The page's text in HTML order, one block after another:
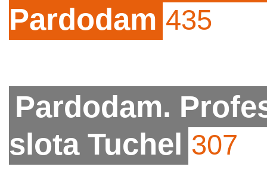
Pardodam 435
Pardodam.
slota Tuchel 307